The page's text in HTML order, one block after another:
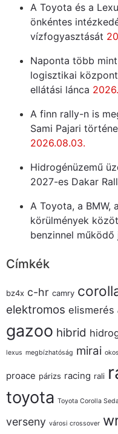
A Toyota és a
önkéntes
vízfogyasztását
Naponta több
logisztikai
ellátási lánca
A finn rally-n is
Sami Pajari
2026.08.03.
Hidrogénüzemű
2027-es Dakar
A Toyota, a BMW,
körülmények
benzinnel működő
Címkék
bz4x c-hr camry
elektromos elismerés
gazoo hibrid
lexus megbízhatóság mirai
proace párizs racing rali
toyota Toyota Corolla
verseny városi crossover